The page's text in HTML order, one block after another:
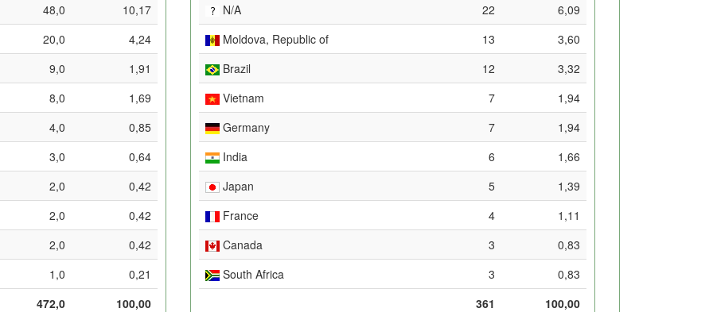
48,0
10,17
20,0
4,24
9,0
1,91
8,0
1,69
4,0
0,85
3,0
0,64
2,0
0,42
2,0
0,42
2,0
0,42
1,0
0,21
472,0
100,00
N/A
22
6,09
Moldova, Republic of
13
3,60
Brazil
12
3,32
Vietnam
7
1,94
Germany
7
1,94
India
6
1,66
Japan
5
1,39
France
4
1,11
Canada
3
0,83
South Africa
3
0,83
361
100,00